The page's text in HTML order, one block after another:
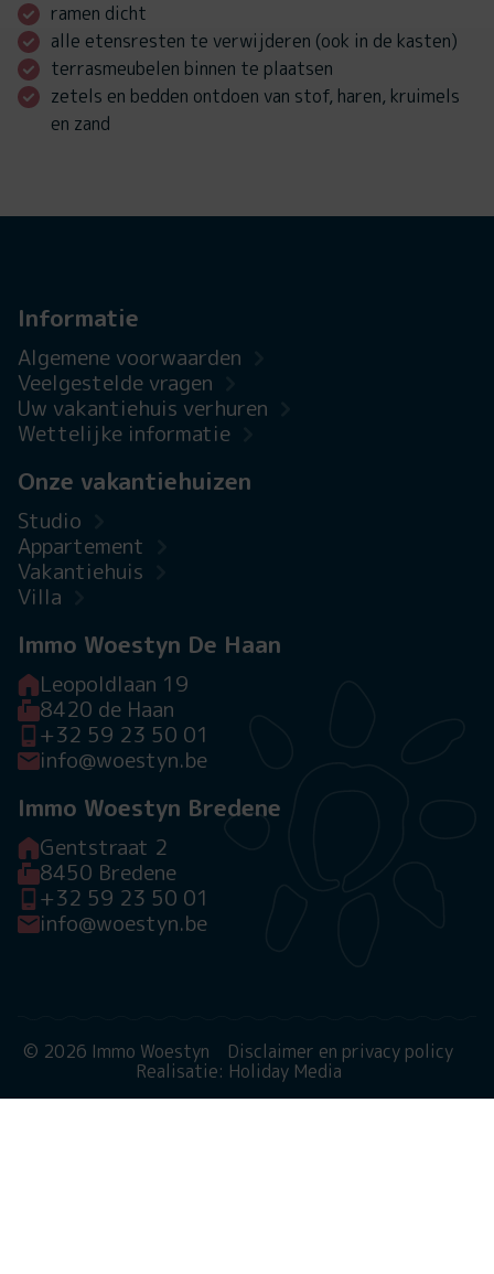
ramen dicht
alle etensresten te verwijderen (ook in de kasten)
terrasmeubelen binnen te plaatsen
zetels en bedden ontdoen van stof, haren, kruimels
en zand
Informatie
Algemene voorwaarden
Veelgestelde vragen
Uw vakantiehuis verhuren
Wettelijke informatie
Onze vakantiehuizen
Studio
Appartement
Vakantiehuis
Villa
Immo Woestyn De Haan
Leopoldlaan 19
8420 de Haan
+32 59 23 50 01
info@woestyn.be
Immo Woestyn Bredene
Gentstraat 2
8450 Bredene
+32 59 23 50 01
info@woestyn.be
© 2026 Immo Woestyn
Disclaimer en privacy policy
Realisatie: Holiday Media